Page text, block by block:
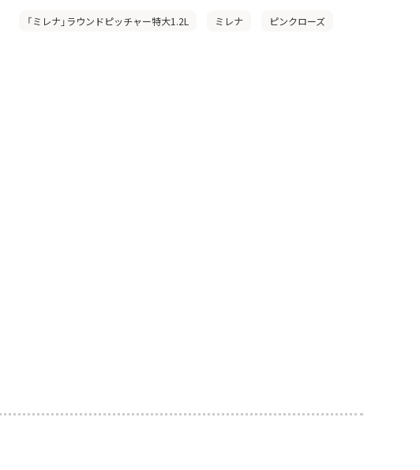
「ミレナ」ラウンドピッチャー特大1.2L ミレナ ピンクローズ